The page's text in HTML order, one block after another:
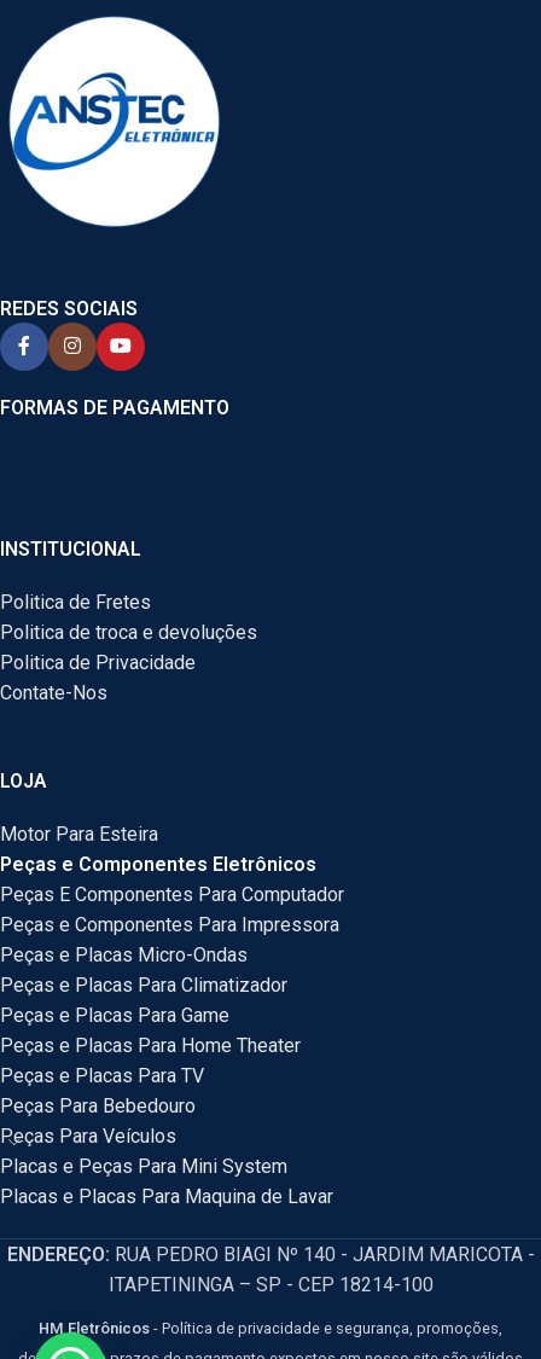
REDES SOCIAIS
FORMAS DE PAGAMENTO
INSTITUCIONAL
Politica de Fretes
Politica de troca e devoluções
Politica de Privacidade
Contate-Nos
LOJA
Motor Para Esteira
Peças e Componentes Eletrônicos
Peças E Componentes Para Computador
Peças e Componentes Para Impressora
Peças e Placas Micro-Ondas
Peças e Placas Para Climatizador
Peças e Placas Para Game
Peças e Placas Para Home Theater
Peças e Placas Para TV
Peças Para Bebedouro
Peças Para Veículos
Placas e Peças Para Mini System
Placas e Placas Para Maquina de Lavar
ENDEREÇO: RUA PEDRO BIAGI Nº 140 - JARDIM MARICOTA -
ITAPETININGA – SP - CEP 18214-100
HM Eletrônicos - Política de privacidade e segurança, promoções,